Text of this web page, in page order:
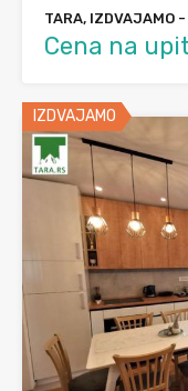
TARA, IZDVAJAMO
Cena na
IZDVAJAMO